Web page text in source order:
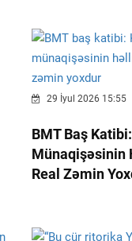
29 İyul 2026 15:55
BMT Baş
Münaqişəsinin
Real Zəmin